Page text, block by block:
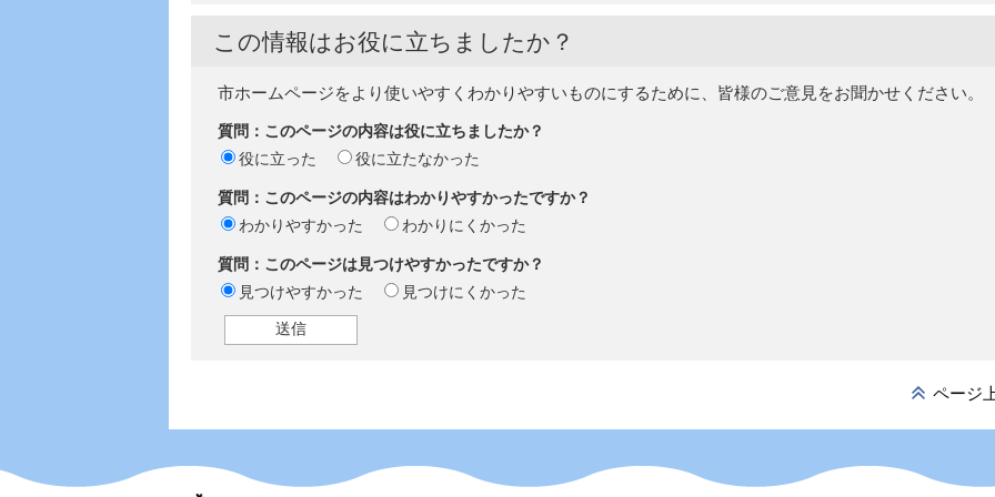
この情報はお役に立ちましたか？
市ホームページをより使いやすくわかりやすいものにするために、皆様のご意見をお聞かせください。
質問：このページの内容は役に立ちましたか？
役に立った
役に立たなかった
質問：このページの内容はわかりやすかったですか？
わかりやすかった
わかりにくかった
質問：このページは見つけやすかったですか？
見つけやすかった
見つけにくかった
ページ